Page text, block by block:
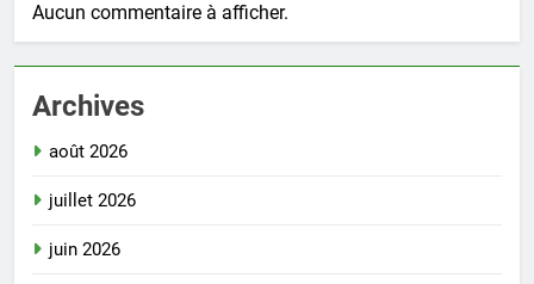
Aucun commentaire à afficher.
Archives
août 2026
juillet 2026
juin 2026